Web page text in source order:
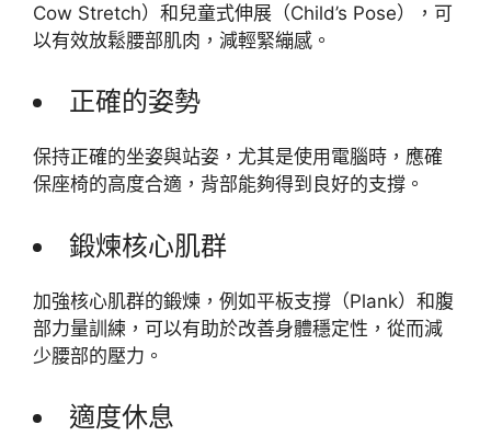
Cow Stretch）和兒童式伸展（Child’s Pose），可
以有效放鬆腰部肌肉，減輕緊繃感。
正確的姿勢
保持正確的坐姿與站姿，尤其是使用電腦時，應確
保座椅的高度合適，背部能夠得到良好的支撐。
鍛煉核心肌群
加強核心肌群的鍛煉，例如平板支撐（Plank）和腹
部力量訓練，可以有助於改善身體穩定性，從而減
少腰部的壓力。
適度休息